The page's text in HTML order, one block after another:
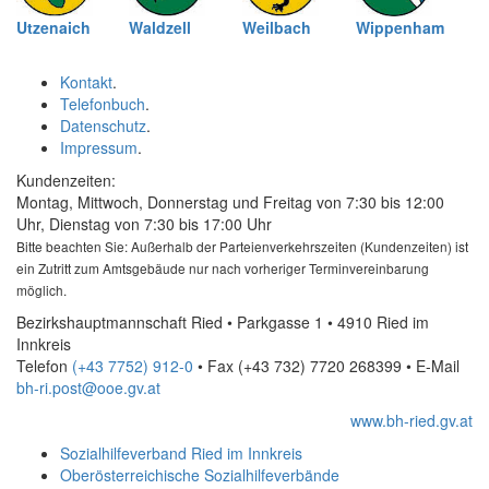
Utzenaich Waldzell Weilbach Wippenham
Kontakt.
Telefonbuch.
Datenschutz.
Impressum.
Kundenzeiten:
Montag, Mittwoch, Donnerstag und Freitag von 7:30 bis 12:00
Uhr, Dienstag von 7:30 bis 17:00 Uhr
Bitte beachten Sie: Außerhalb der Parteienverkehrszeiten (Kundenzeiten) ist
ein Zutritt zum Amtsgebäude nur nach vorheriger Terminvereinbarung
möglich.
Bezirkshauptmannschaft Ried • Parkgasse 1 • 4910 Ried im
Innkreis
Telefon (+43 7752) 912-0 • Fax (+43 732) 7720 268399 • E-Mail
bh-ri.post@ooe.gv.at
www.bh-ried.gv.at
Sozialhilfeverband Ried im Innkreis
Oberösterreichische Sozialhilfeverbände